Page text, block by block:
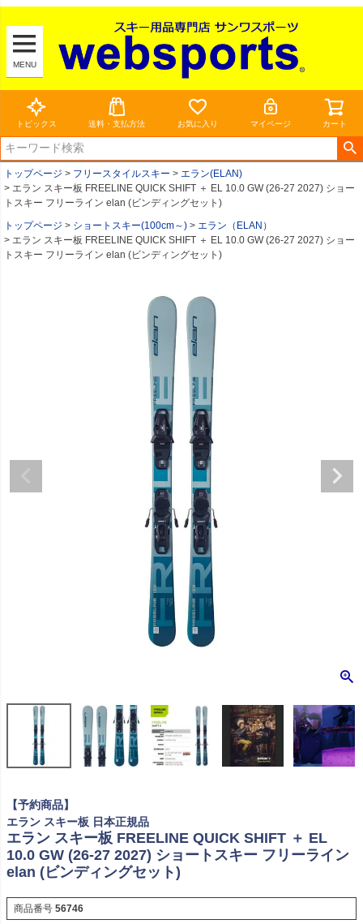
MENU
トピックス 送料・支払方法 お気に入り マイページ カート
トップページ フリースタイルスキー
エラン(ELAN)
エラン スキー板 FREELINE QUICK SHIFT ＋ EL 10.0 GW (26-27 2027) ショー
トスキー フリーライン elan (ビンディングセット)
トップページ
ショートスキー(100cm～)
エラン（ELAN）
エラン スキー板 FREELINE QUICK SHIFT ＋ EL 10.0 GW (26-27 2027) ショー
トスキー フリーライン elan (ビンディングセット)
【予約商品】
エラン スキー板 日本正規品
エラン スキー板 FREELINE QUICK SHIFT ＋ EL
10.0 GW (26-27 2027) ショートスキー フリーライン
elan (ビンディングセット)
商品番号 56746